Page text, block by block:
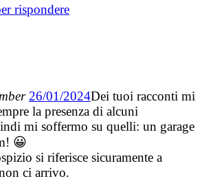
rispondere
26/01/2024Dei tuoi racconti mi
la presenza di alcuni
mi soffermo su quelli: un garage
😀
si riferisce sicuramente a
ci arrivo.